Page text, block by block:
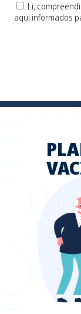
Li,
aqui informados